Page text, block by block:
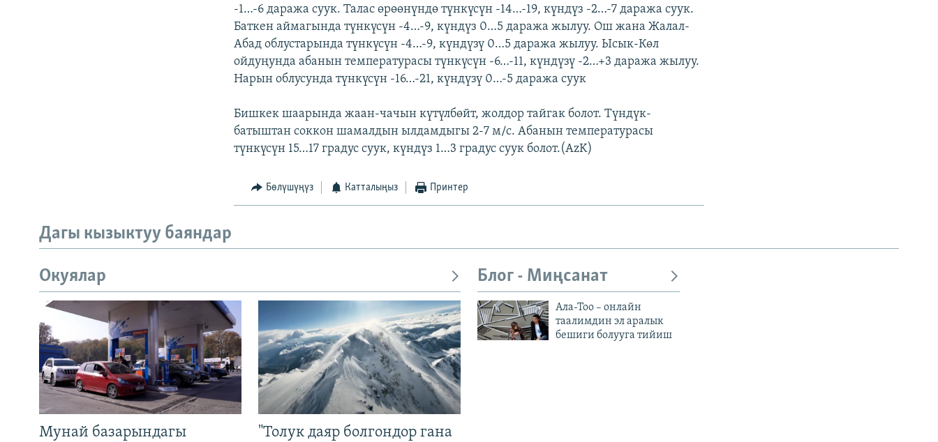
-1…-6 даража суук. Талас өрөөнүндө түнкүсүн -14…-19, күндүз -2…-7 даража суук.
Баткен аймагында түнкүсүн -4…-9, күндүз 0…5 даража жылуу. Ош жана Жалал-
Абад облустарында түнкүсүн -4…-9, күндүзү 0…5 даража жылуу. Ысык-Көл
ойдуңунда абанын температурасы түнкүсүн -6…-11, күндүзү -2…+3 даража жылуу.
Нарын облусунда түнкүсүн -16…-21, күндүзү 0…-5 даража суук
Бишкек шаарында жаан-чачын күтүлбөйт, жолдор тайгак болот. Түндүк-
батыштан соккон шамалдын ылдамдыгы 2-7 м/с. Абанын температурасы
түнкүсүн 15…17 градус суук, күндүз 1…3 градус суук болот.(AzK)
Бөлүшүңүз Катталыңыз Принтер
Дагы кызыктуу баяндар
Окуялар
Мунай базарындагы
"Толук даяр болгондор гана
Блог - Миңсанат
Ала-Тоо – онлайн
таалимдин эл аралык
бешиги болууга тийиш